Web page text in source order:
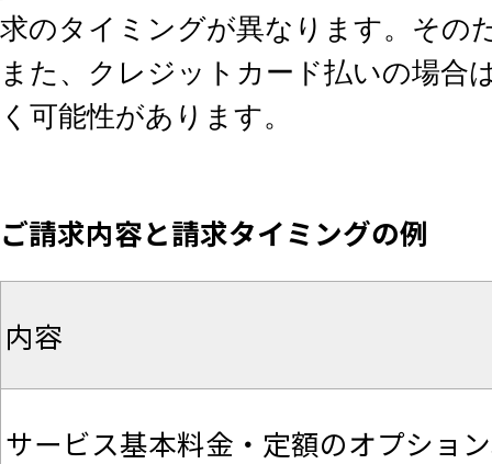
求のタイミングが異なります。その
また、クレジットカード払いの場合
く可能性があります。
ご請求内容と請求タイミングの例
内容
サービス基本料金・定額のオプショ